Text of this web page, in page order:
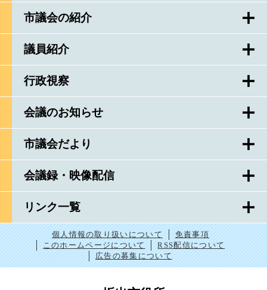
市議会の紹介
議員紹介
行政視察
会議のお知らせ
市議会だより
会議録・映像配信
リンク一覧
個人情報の取り扱いについて
免責事項
このホームページについて
RSS配信について
広告の募集について